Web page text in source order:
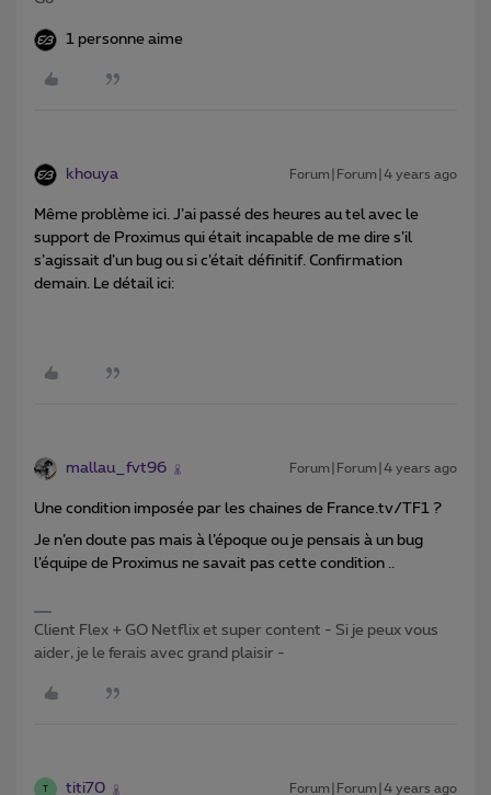
1 personne aime
khouya Forum|Forum|4 years ago
Même problème ici. J’ai passé des heures au tel avec le
support de Proximus qui était incapable de me dire s’il
s’agissait d’un bug ou si c’était définitif. Confirmation
demain. Le détail ici:
mallau_fvt96 Forum|Forum|4 years ago
Une condition imposée par les chaines de France.tv/TF1 ?
Je n’en doute pas mais à l’époque ou je pensais à un bug
l’équipe de Proximus ne savait pas cette condition ..
Client Flex + GO Netflix et super content - Si je peux vous
aider, je le ferais avec grand plaisir -
T titi70 Forum|Forum|4 years ago